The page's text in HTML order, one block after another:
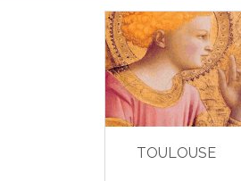
TOULOUSE